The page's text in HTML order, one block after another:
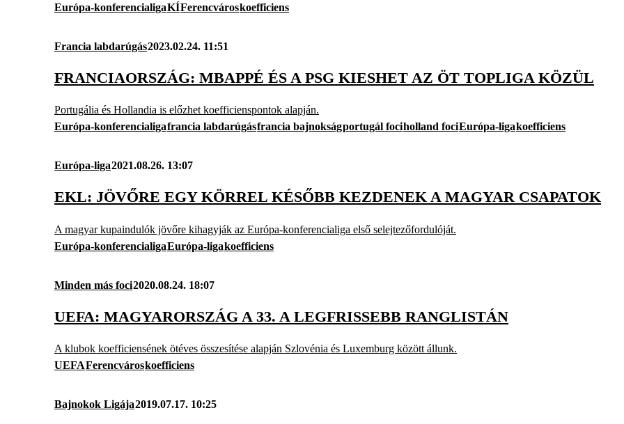
Európa-konferencialigaKÍFerencvároskoefficiens
Francia labdarúgás2023.02.24. 11:51
FRANCIAORSZÁG: MBAPPÉ ÉS A PSG KIESHET AZ ÖT TOPLIGA KÖZÜL
Portugália és Hollandia is előzhet koefficienspontok alapján.
Európa-konferencialigafrancia labdarúgásfrancia bajnokságportugál fociholland fociEurópa-ligakoefficiens
Európa-liga2021.08.26. 13:07
EKL: JÖVŐRE EGY KÖRREL KÉSŐBB KEZDENEK A MAGYAR CSAPATOK
A magyar kupaindulók jövőre kihagyják az Európa-konferencialiga első selejtezőfordulóját.
Európa-konferencialigaEurópa-ligakoefficiens
Minden más foci2020.08.24. 18:07
UEFA: MAGYARORSZÁG A 33. A LEGFRISSEBB RANGLISTÁN
A klubok koefficiensének ötéves összesítése alapján Szlovénia és Luxemburg között állunk.
UEFAFerencvároskoefficiens
Bajnokok Ligája2019.07.17. 10:25